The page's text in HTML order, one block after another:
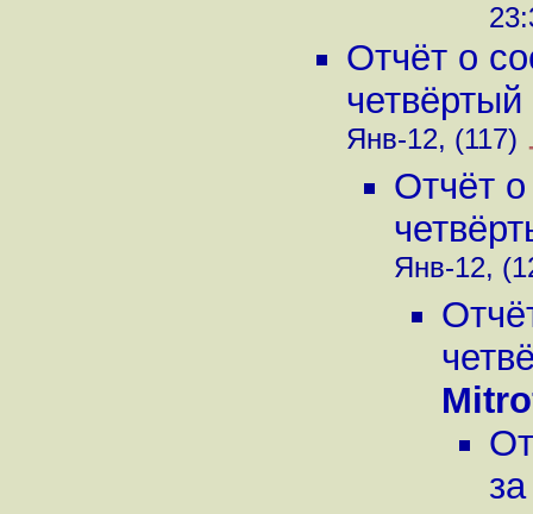
Отчёт о
Янв-12, (117)
Отчёт
Янв-12,